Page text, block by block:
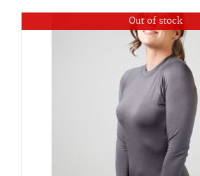
Out of stock